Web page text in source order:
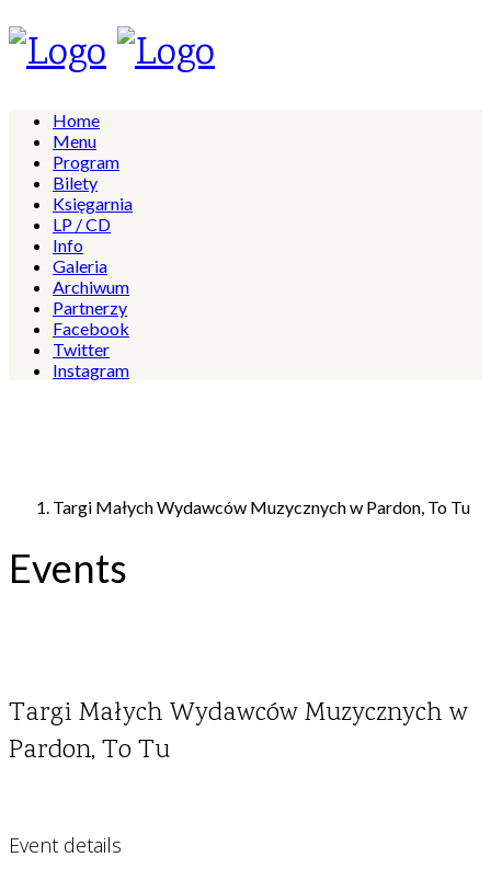
Home
Menu
Program
Bilety
Księgarnia
LP / CD
Info
Galeria
Archiwum
Partnerzy
Facebook
Twitter
Instagram
Targi Małych Wydawców Muzycznych w Pardon, To Tu
Events
Targi Małych Wydawców Muzycznych w
Pardon, To Tu
Event details